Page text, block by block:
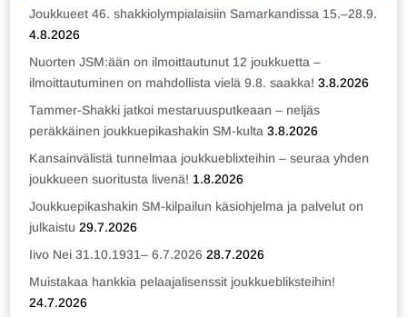
Joukkueet 46. shakkiolympialaisiin Samarkandissa 15.–28.9.
4.8.2026
Nuorten JSM:ään on ilmoittautunut 12 joukkuetta –
ilmoittautuminen on mahdollista vielä 9.8. saakka! 3.8.2026
Tammer-Shakki jatkoi mestaruusputkeaan – neljäs
peräkkäinen joukkuepikashakin SM-kulta 3.8.2026
Kansainvälistä tunnelmaa joukkueblixteihin – seuraa yhden
joukkueen suoritusta livenä! 1.8.2026
Joukkuepikashakin SM-kilpailun käsiohjelma ja palvelut on
julkaistu 29.7.2026
Iivo Nei 31.10.1931– 6.7.2026 28.7.2026
Muistakaa hankkia pelaajalisenssit joukkuebliksteihin!
24.7.2026